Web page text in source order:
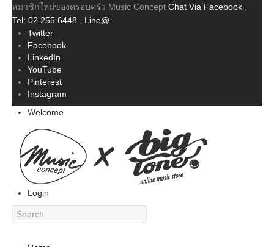
สมาชิกใหม่ของครอบครัว Music Concept Chat Via Facebook
Tel: 02 255 6448
Line@
Twitter
Facebook
LinkedIn
YouTube
Pinterest
Instagram
Welcome
Login